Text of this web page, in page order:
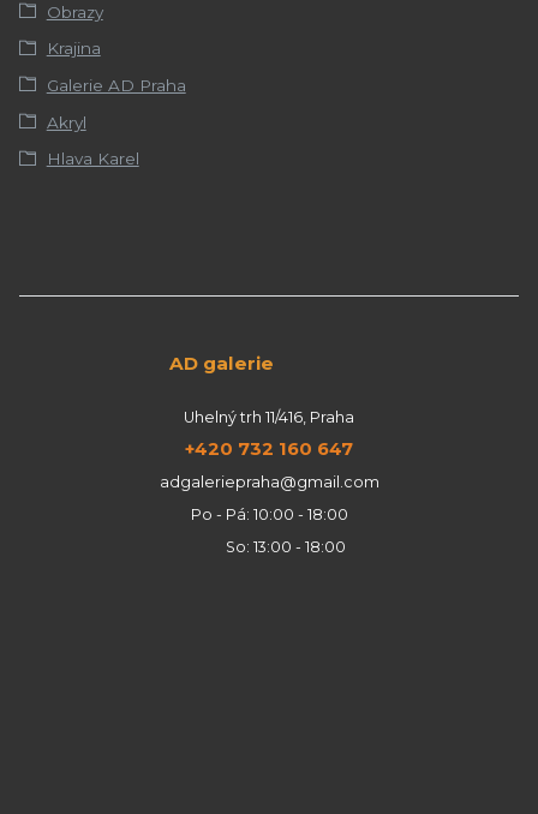
Obrazy
Krajina
Galerie AD Praha
Akryl
Hlava Karel
AD galerie
Uhelný trh 11/416, Praha
+420 732 160 647
adgaleriepraha@gmail.com
Po - Pá: 10:00 - 18:00
So: 13:00 - 18:00